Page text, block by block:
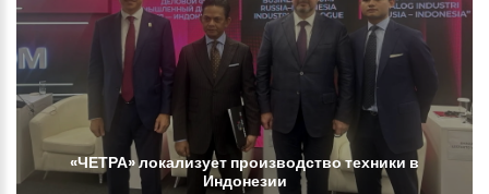
«ЧЕТРА»локализует производствотехники в
Индонезии